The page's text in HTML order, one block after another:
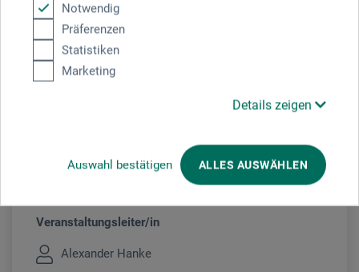
Notwendig
Präferenzen
Statistiken
Marketing
Details zeigen
Auswahl bestätigen ALLES AUSWÄHLEN
Sie schauen derzeitig auf eine vergangene
Veranstaltung
boesner Hamburg-Altona
Veranstaltungsleiter/in
Alexander Hanke